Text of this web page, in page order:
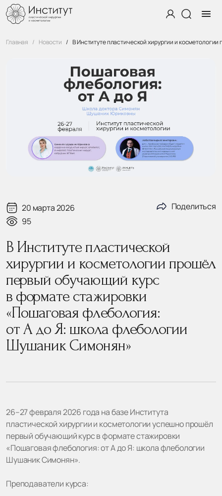
Главная Новости В Институте пластической хирургии и
20 марта 2026
95
Поделиться
В Институте пластической
хирургии и косметологии прошёл
первый обучающий курс
в формате стажировки
«Пошаговая флебология:
от А до Я: школа флебологии
Шушаник Симонян»
26–27 февраля 2026 года на базе Института
пластической хирургии и косметологии успешно прошёл
первый обучающий курс в формате стажировки
«Пошаговая флебология: от А до Я: школа флебологии
Шушаник Симонян».
Преподаватели курса: